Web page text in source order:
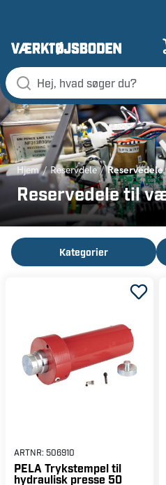
Hjem Reservdele
Reservedele til
Kategorier
ARTNR: 506910
PELA Trykstempel til
hydraulisk presse 50